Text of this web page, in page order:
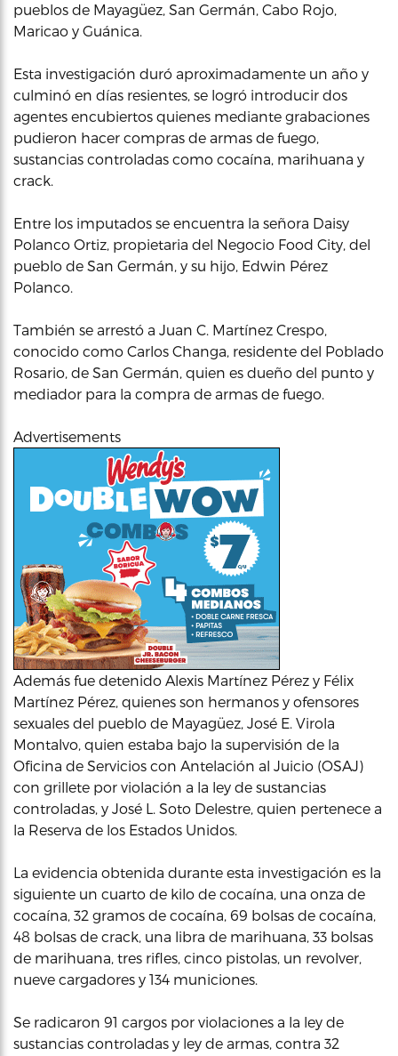
pueblos de Mayagüez, San Germán, Cabo Rojo,
Maricao y Guánica.
Esta investigación duró aproximadamente un año y
culminó en días resientes, se logró introducir dos
agentes encubiertos quienes mediante grabaciones
pudieron hacer compras de armas de fuego,
sustancias controladas como cocaína, marihuana y
crack.
Entre los imputados se encuentra la señora Daisy
Polanco Ortiz, propietaria del Negocio Food City, del
pueblo de San Germán, y su hijo, Edwin Pérez
Polanco.
También se arrestó a Juan C. Martínez Crespo,
conocido como Carlos Changa, residente del Poblado
Rosario, de San Germán, quien es dueño del punto y
mediador para la compra de armas de fuego.
Advertisements
Además fue detenido Alexis Martínez Pérez y Félix
Martínez Pérez, quienes son hermanos y ofensores
sexuales del pueblo de Mayagüez, José E. Virola
Montalvo, quien estaba bajo la supervisión de la
Oficina de Servicios con Antelación al Juicio (OSAJ)
con grillete por violación a la ley de sustancias
controladas, y José L. Soto Delestre, quien pertenece a
la Reserva de los Estados Unidos.
La evidencia obtenida durante esta investigación es la
siguiente un cuarto de kilo de cocaína, una onza de
cocaína, 32 gramos de cocaína, 69 bolsas de cocaína,
48 bolsas de crack, una libra de marihuana, 33 bolsas
de marihuana, tres rifles, cinco pistolas, un revolver,
nueve cargadores y 134 municiones.
Se radicaron 91 cargos por violaciones a la ley de
sustancias controladas y ley de armas, contra 32